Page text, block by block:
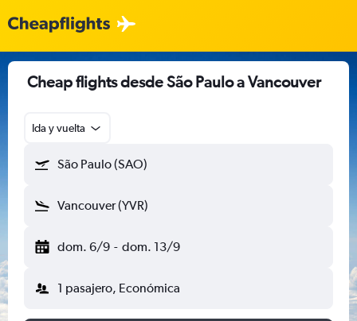
Cheap flights desde São Paulo a Vancouver
Ida y vuelta
São Paulo (SAO)
Vancouver (YVR)
dom. 6/9 - dom. 13/9
1 pasajero, Económica